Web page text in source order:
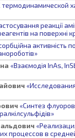
термодинамической
реакції
на поверхні
активність
«Взаємодія InAs,
«Синтез
процессов в